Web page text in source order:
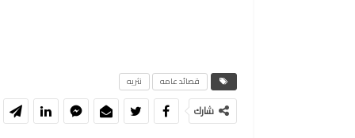
قصائد عامه نثريه
شارك